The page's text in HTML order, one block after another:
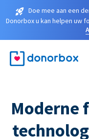
Doe mee aan een
Donorbox u kan helpen uw
Moderne